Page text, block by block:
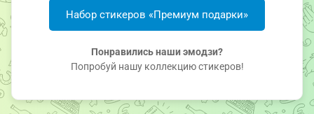
Набор стикеров «Премиум подарки»
Понравились наши эмодзи?
Попробуй нашу коллекцию стикеров!